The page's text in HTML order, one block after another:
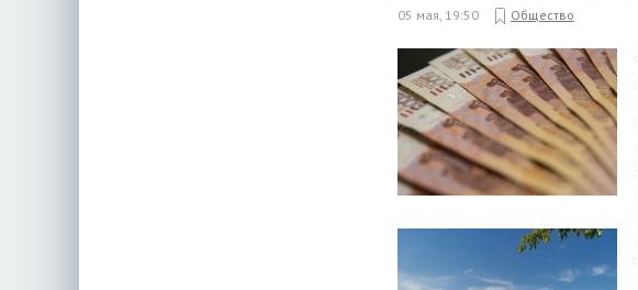
05 мая, 19:50 Общество